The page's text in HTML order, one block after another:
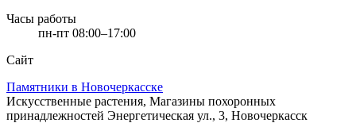
Часы работы
пн-пт 08:00–17:00
Сайт
Памятники в Новочеркасске
Искусственные растения, Магазины похоронных
принадлежностей Энергетическая ул., 3, Новочеркасск